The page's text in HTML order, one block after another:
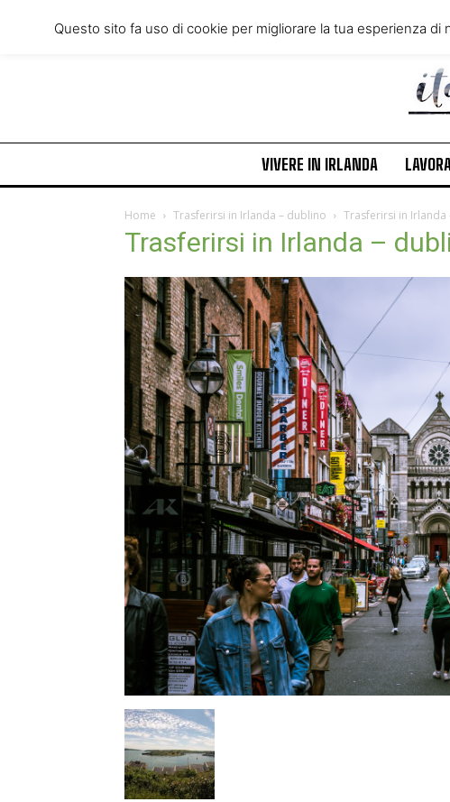
Friday, August 7, 2026
VIVERE IN IRLANDA
Home Trasferirsi in Irlanda – dublino Trasferirsi in Irlanda
Trasferirsi in Irlanda –
Questo sito fa uso di cookie per migliorare la tua esperienza